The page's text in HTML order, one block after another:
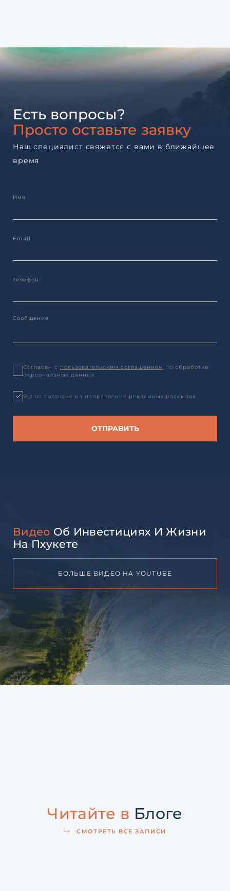
Есть вопросы?
Просто оставьте заявку
Наш специалист свяжется с вами в ближайшее
время
Согласен с пользовательским соглашением по обработке
персональных данных
Я даю согласие на направление рекламных рассылок
Видео Об Инвестициях И Жизни
На Пхукете
БОЛЬШЕ ВИДЕО НА YOUTUBE
Читайте в Блоге
СМОТРЕТЬ ВСЕ ЗАПИСИ